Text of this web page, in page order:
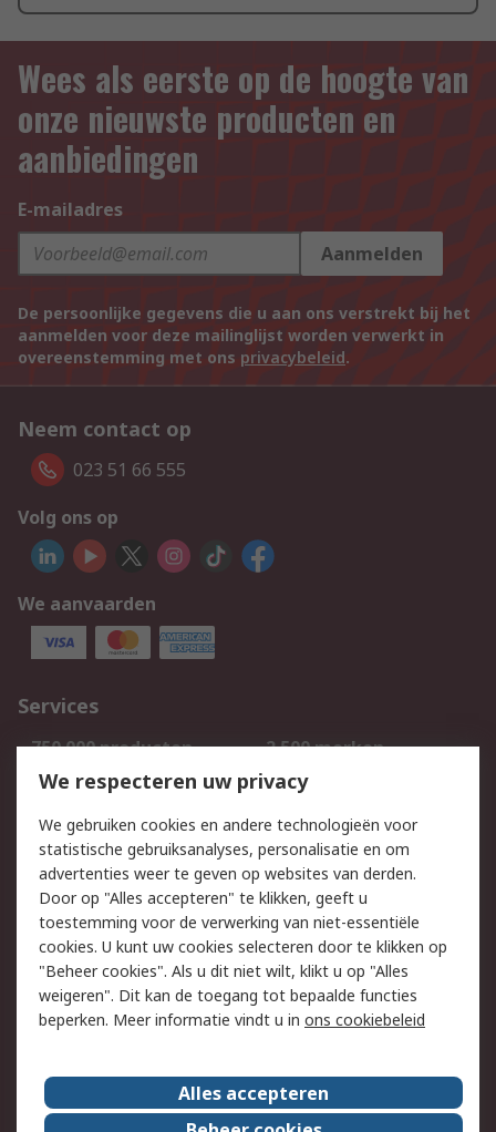
Wees als eerste op de hoogte van
onze nieuwste producten en
aanbiedingen
E-mailadres
Aanmelden
De persoonlijke gegevens die u aan ons verstrekt bij het
aanmelden voor deze mailinglijst worden verwerkt in
overeenstemming met ons privacybeleid.
Neem contact op
023 51 66 555
Volg ons op
We aanvaarden
Services
750.000 producten
2.500 merken
Bestellen
Inkoopoplossingen
Track & Trace
Wettelijk
Cookiebeleid
Email veiligheid
Privacybeleid
Websitevoorwaarden
Algemene
verkoopvoorwaarden
Over RS
RS Group Over ons
We respecteren uw privacy
We gebruiken cookies en andere technologieën voor
statistische gebruiksanalyses, personalisatie en om
advertenties weer te geven op websites van derden.
Door op "Alles accepteren" te klikken, geeft u
toestemming voor de verwerking van niet-essentiële
cookies. U kunt uw cookies selecteren door te klikken op
"Beheer cookies". Als u dit niet wilt, klikt u op "Alles
weigeren". Dit kan de toegang tot bepaalde functies
beperken. Meer informatie vindt u in ons cookiebeleid
Alles accepteren